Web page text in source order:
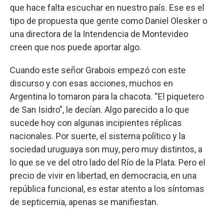
que hace falta escuchar en nuestro país. Ese es el
tipo de propuesta que gente como Daniel Olesker o
una directora de la Intendencia de Montevideo
creen que nos puede aportar algo.
Cuando este señor Grabois empezó con este
discurso y con esas acciones, muchos en
Argentina lo tomaron para la chacota. “El piquetero
de San Isidro”, le decían. Algo parecido a lo que
sucede hoy con algunas incipientes réplicas
nacionales. Por suerte, el sistema político y la
sociedad uruguaya son muy, pero muy distintos, a
lo que se ve del otro lado del Río de la Plata. Pero el
precio de vivir en libertad, en democracia, en una
república funcional, es estar atento a los síntomas
de septicemia, apenas se manifiestan.